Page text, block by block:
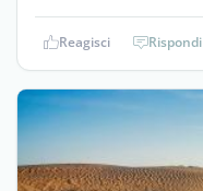
Reagisci Rispondi